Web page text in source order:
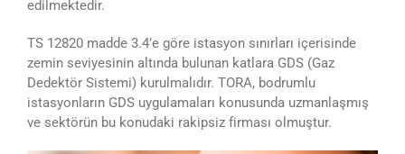
edilmektedir.
TS 12820 madde 3.4’e göre istasyon sınırları içerisinde
zemin seviyesinin altında bulunan katlara GDS (Gaz
Dedektör Sistemi) kurulmalıdır. TORA, bodrumlu
istasyonların GDS uygulamaları konusunda uzmanlaşmış
ve sektörün bu konudaki rakipsiz firması olmuştur.